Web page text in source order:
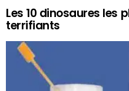
Les 10 dinosaures les
terrifiants